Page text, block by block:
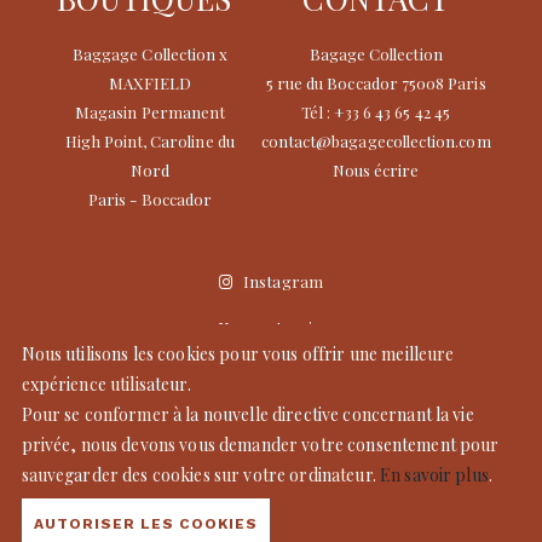
Nous utilisons les cookies pour vous offrir une meilleure
expérience utilisateur.
Pour se conformer à la nouvelle directive concernant la vie
privée, nous devons vous demander votre consentement pour
sauvegarder des cookies sur votre ordinateur. En savoir plus.
AUTORISER LES COOKIES
Baggage Collection x
MAXFIELD
Magasin Permanent
High Point, Caroline du
Nord
Paris - Boccador
Bagage Collection
5 rue du Boccador 75008 Paris
Tél : +33 6 43 65 42 45
contact@bagagecollection.com
Nous écrire
Instagram
Nos partenaires
Mentions légales
© Copyright 2025 Bagage Collection. Tous droits réservés -